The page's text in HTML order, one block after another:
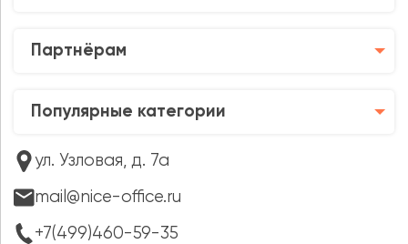
Партнёрам
Популярные категории
ул. Узловая, д. 7а
mail@nice-office.ru
+7(499)460-59-35